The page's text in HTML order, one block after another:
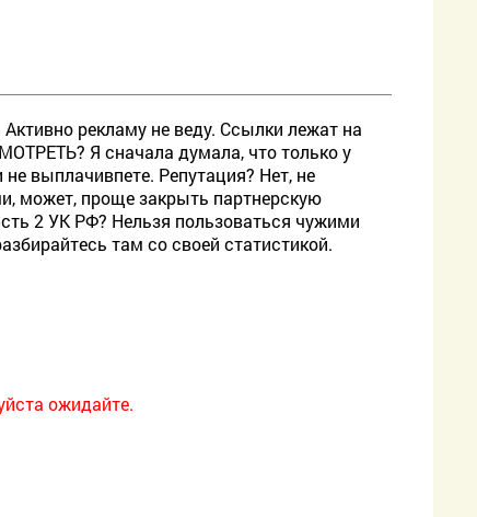
рекламу не веду. Ссылки лежат на
Я сначала думала, что только у
выплачивпете. Репутация? Нет, не
может, проще закрыть партнерскую
2 УК РФ? Нельзя пользоваться чужими
там со своей статистикой.
ожидайте.